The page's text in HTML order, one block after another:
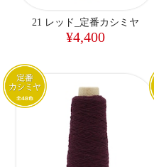
21 レッド_定番カシミヤ
¥4,400